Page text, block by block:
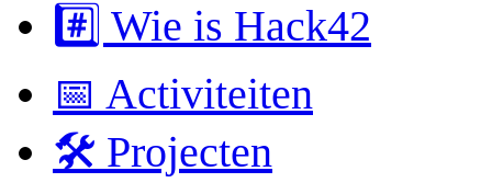
#️⃣ Wie is Hack42
📅 Activiteiten
🛠 Projecten